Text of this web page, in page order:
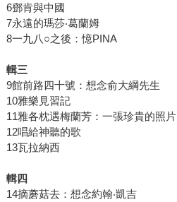
6鄧肯與中國
7永遠的瑪莎‧葛蘭姆
8一九八○之後：憶PINA
輯三
9館前路四十號：想念俞大綱先生
10雅樂見習記
11雅各枕遇梅蘭芳：一張珍貴的照片
12唱給神聽的歌
13瓦拉納西
輯四
14摘蘑菇去：想念約翰‧凱吉